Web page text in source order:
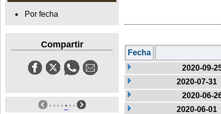
Por fecha
Compartir
Fecha
2020-09-
2020-07-31
2020-06-
2020-06-01